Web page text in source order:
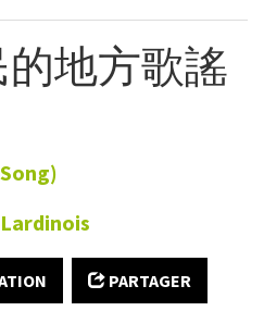
地方歌謠
Song)
Lardinois
PARTAGER